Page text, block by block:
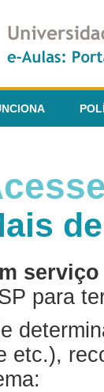
para
etc.),